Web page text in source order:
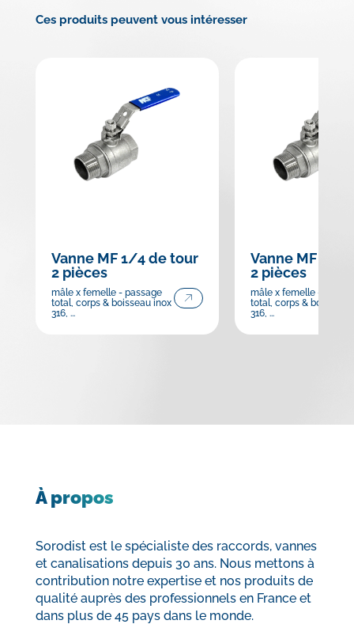
Ces produits peuvent vous intéresser
Vanne MF 1/4 de tour
2 pièces
mâle x femelle - passage
total, corps & boisseau inox
316, ...
Vanne MF 1/4
2 pièces
mâle x femelle -
total, corps & boisseau
316, ...
À propos
Sorodist est le spécialiste des raccords, vannes
et canalisations depuis 30 ans. Nous mettons à
contribution notre expertise et nos produits de
qualité auprès des professionnels en France et
dans plus de 45 pays dans le monde.